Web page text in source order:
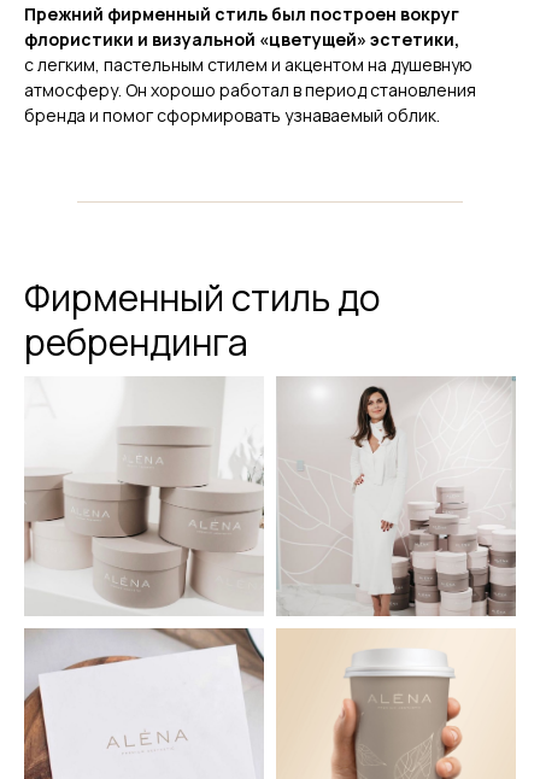
Прежний фирменный стиль был построен вокруг
флористики и визуальной «цветущей» эстетики,
с легким, пастельным стилем и акцентом на душевную
атмосферу. Он хорошо работал в период становления
бренда и помог сформировать узнаваемый облик.
Фирменный стиль до
ребрендинга